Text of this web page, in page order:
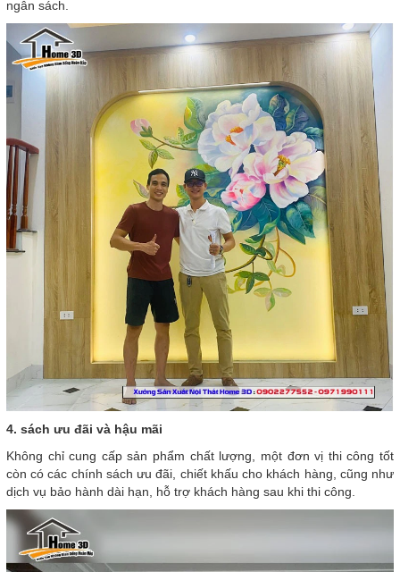
ngân sách.
4. sách ưu đãi và hậu mãi
Không chỉ cung cấp sản phẩm chất lượng, một đơn vị thi công tốt
còn có các chính sách ưu đãi, chiết khấu cho khách hàng, cũng như
dịch vụ bảo hành dài hạn, hỗ trợ khách hàng sau khi thi công.